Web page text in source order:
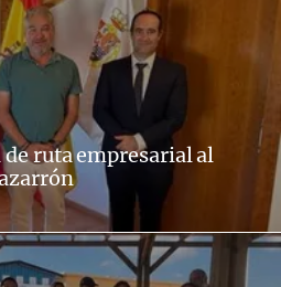
de ruta empresarial al